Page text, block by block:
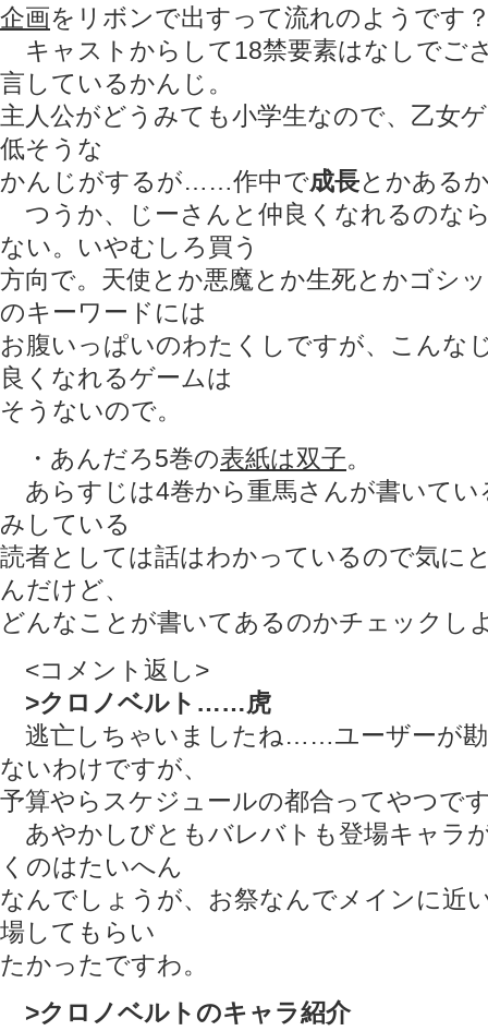
企画をリボンで出すって流れのようです
キャストからして18禁要素はなしでご
言しているかんじ。
主人公がどうみても小学生なので、乙女
低そうな
かんじがするが……作中で成長とかある
つうか、じーさんと仲良くなれるのな
ない。いやむしろ買う
方向で。天使とか悪魔とか生死とかゴシ
のキーワードには
お腹いっぱいのわたくしですが、こんな
良くなれるゲームは
そうないので。
・あんだろ5巻の表紙は双子。
あらすじは4巻から重馬さんが書いてい
みしている
読者としては話はわかっているので気に
んだけど、
どんなことが書いてあるのかチェックし
<コメント返し>
>クロノベルト……虎
逃亡しちゃいましたね……ユーザーが
ないわけですが、
予算やらスケジュールの都合ってやつで
あやかしびともバレバトも登場キャラ
くのはたいへん
なんでしょうが、お祭なんでメインに近
場してもらい
たかったですわ。
>クロノベルトのキャラ紹介